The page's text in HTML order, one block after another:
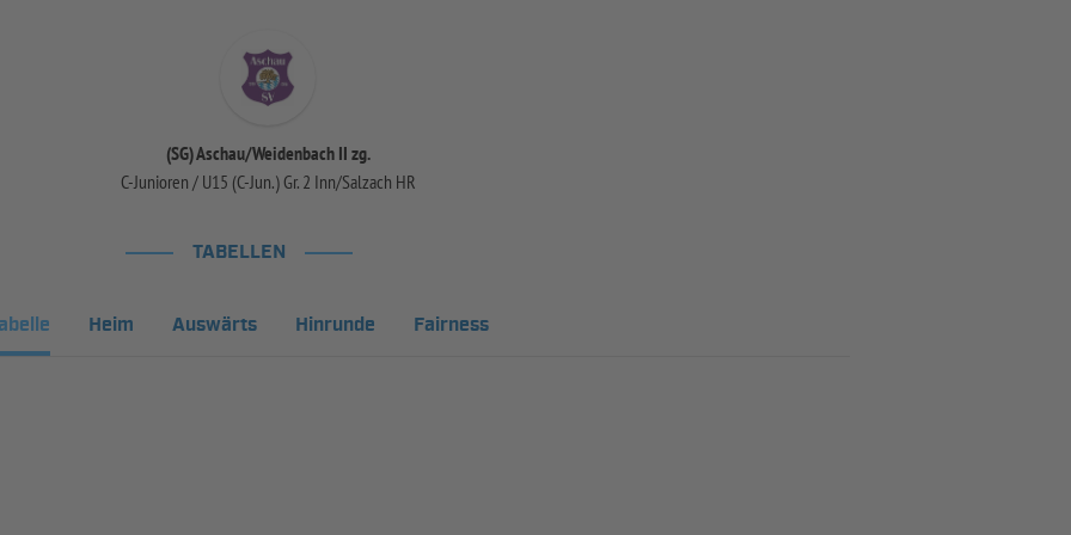
(SG) Aschau/Weidenbach II zg.
C-Junioren / U15 (C-Jun.) Gr. 2 Inn/Salzach HR
TABELLEN
Heim Auswärts Hinrunde Fairness